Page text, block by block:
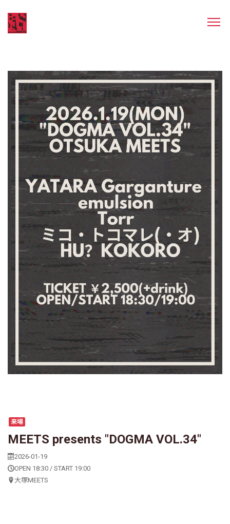
来場
MEETS presents "DOGMA VOL.34"
2026-01-19
OPEN 18:30 / START 19:00
大塚MEETS